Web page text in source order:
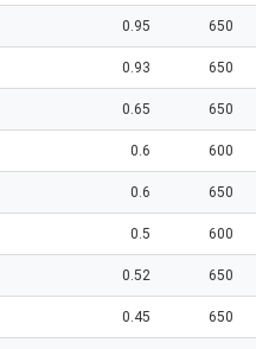
650
0.95
650
0.93
650
0.65
600
0.6
650
0.6
600
0.5
650
0.52
650
0.45